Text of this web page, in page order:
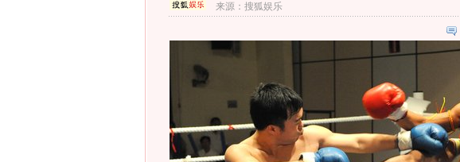
来源：搜狐娱乐